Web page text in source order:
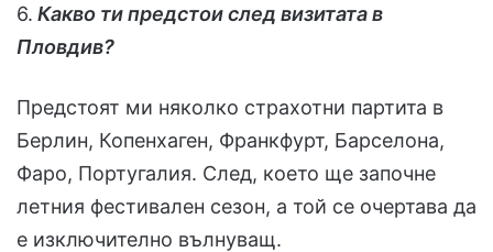
6. Какво ти предстои след визитата в
Пловдив?
Предстоят ми няколко страхотни партита в
Берлин, Копенхаген, Франкфурт, Барселона,
Фаро, Португалия. След, което ще започне
летния фестивален сезон, а той се очертава да
е изключително вълнуващ.